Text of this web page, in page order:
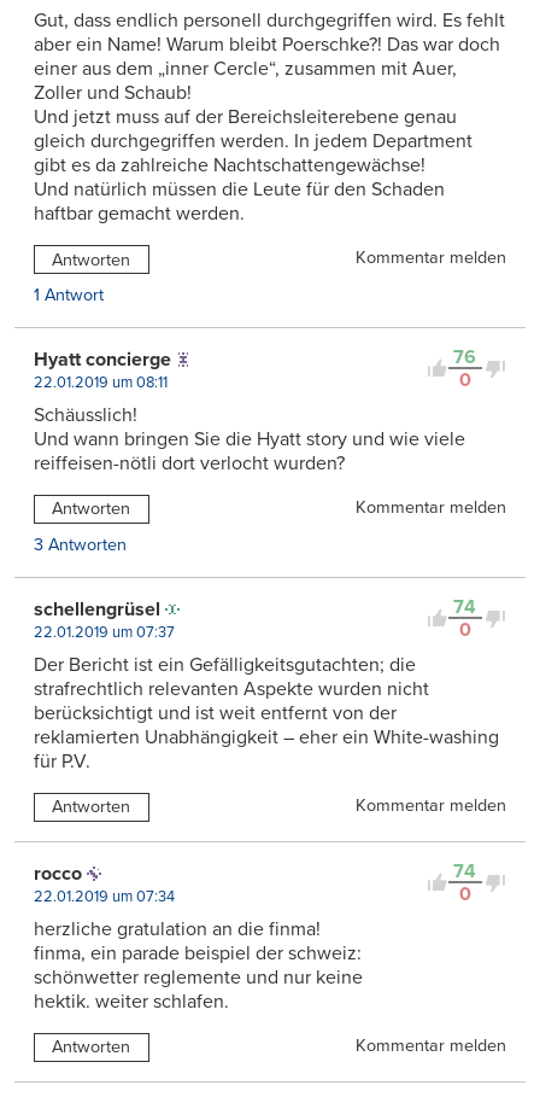
Gut, dass endlich personell durchgegriffen wird. Es fehlt
aber ein Name! Warum bleibt Poerschke?! Das war doch
einer aus dem „inner Cercle“, zusammen mit Auer,
Zoller und Schaub!
Und jetzt muss auf der Bereichsleiterebene genau
gleich durchgegriffen werden. In jedem Department
gibt es da zahlreiche Nachtschattengewächse!
Und natürlich müssen die Leute für den Schaden
haftbar gemacht werden.
Antworten
Kommentar melden
1 Antwort
76
0
Hyatt concierge
22.01.2019 um 08:11
Schäusslich!
Und wann bringen Sie die Hyatt story und wie viele
reiffeisen-nötli dort verlocht wurden?
Antworten
Kommentar melden
3 Antworten
74
0
schellengrüsel
22.01.2019 um 07:37
Der Bericht ist ein Gefälligkeitsgutachten; die
strafrechtlich relevanten Aspekte wurden nicht
berücksichtigt und ist weit entfernt von der
reklamierten Unabhängigkeit – eher ein White-washing
für P.V.
Antworten Kommentar melden
74
0
rocco
22.01.2019 um 07:34
herzliche gratulation an die finma!
finma, ein parade beispiel der schweiz:
schönwetter reglemente und nur keine
hektik. weiter schlafen.
Antworten Kommentar melden